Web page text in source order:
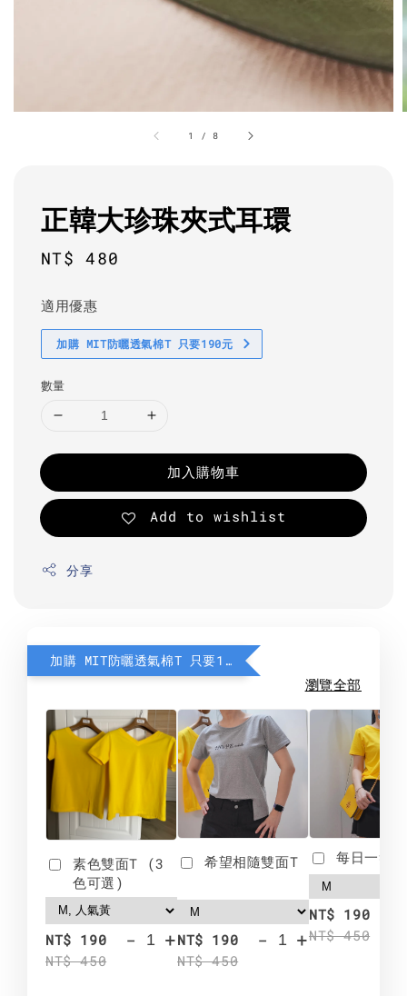
1 / 8
正韓大珍珠夾式耳環
Regular
NT$ 480
適用優惠
加購 MIT防曬透氣棉T 只要190元
數量
加入購物車
Add to wishlist
分享
加購 MIT防曬透氣棉T 只要190元
瀏覽全部
素色雙面T (3
色可選)
NT$ 190
NT$ 450
- +
希望相隨雙面T
NT$ 190
NT$ 450
- +
每日一笑
NT$ 190
NT$ 450